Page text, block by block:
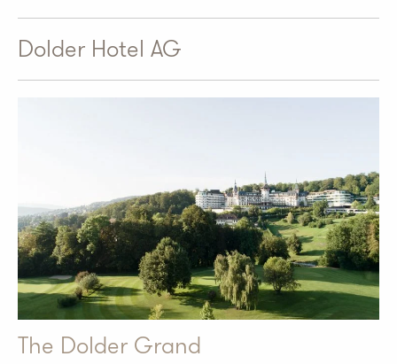
Dolder Hotel AG
The Dolder Grand